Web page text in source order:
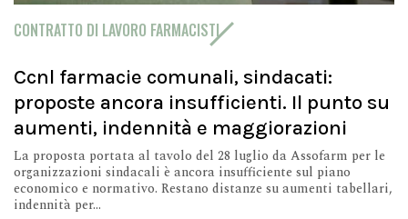
CONTRATTO DI LAVORO FARMACISTI
Ccnl farmacie comunali, sindacati:
proposte ancora insufficienti. Il punto su
aumenti, indennità e maggiorazioni
La proposta portata al tavolo del 28 luglio da Assofarm per le
organizzazioni sindacali è ancora insufficiente sul piano
economico e normativo. Restano distanze su aumenti tabellari,
indennità per...